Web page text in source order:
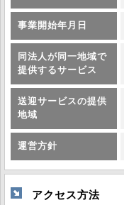
事業開始年月日
同法人が同一地域で
提供するサービス
送迎サービスの提供
地域
運営方針
アクセス方法